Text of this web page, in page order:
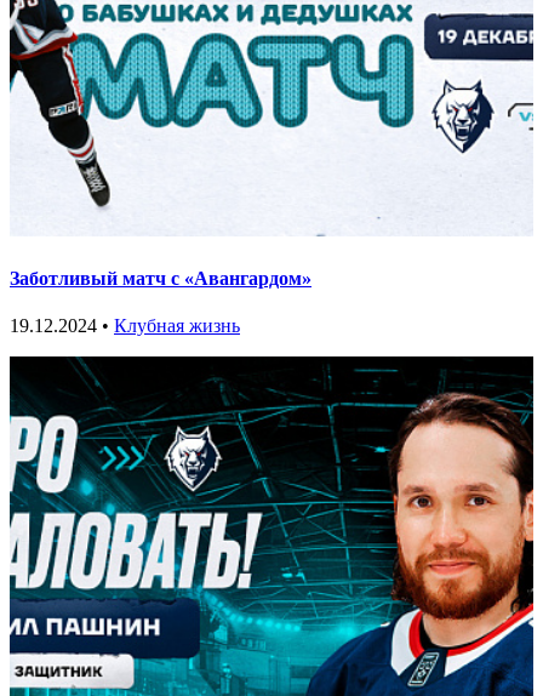
Заботливый матч с «Авангардом»
19.12.2024 • Клубная жизнь